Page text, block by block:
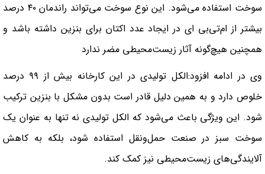
سوخت استفاده می‌شود. این نوع سوخت می‌تواند راندمان ۴۰ درصد
بیشتر از ام‌تی‌بی‌ ای در ایجاد عدد اکتان برای بنزین داشته باشد و
همچنین هیچ‌گونه آثار زیست‌محیطی مضر ندارد
وی در ادامه افزود:الکل تولیدی در این کارخانه بیش از ۹۹ درصد
خلوص دارد و به همین دلیل قادر است بدون مشکل با بنزین ترکیب
شود. این ویژگی باعث می‌شود که الکل تولیدی نه تنها به عنوان یک
سوخت سبز در صنعت حمل‌ونقل استفاده شود، بلکه به کاهش
آلایندگی‌های زیست‌محیطی نیز کمک کند.